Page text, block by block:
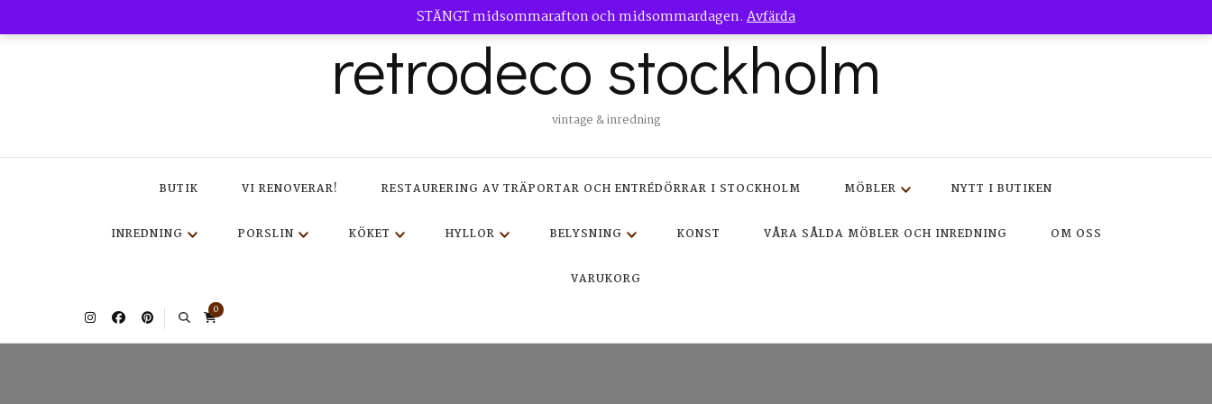
STÄNGT midsommarafton och midsommardagen. Avfärda
retrodeco stockholm
vintage & inredning
BUTIK VI RENOVERAR! RESTAURERING AV TRÄPORTAR OCH ENTRÉDÖRRAR I STOCKHOLM MÖBLER NYTT I BUTIKEN
INREDNING PORSLIN KÖKET HYLLOR BELYSNING KONST VÅRA SÅLDA MÖBLER OCH INREDNING OM OSS
VARUKORG
0